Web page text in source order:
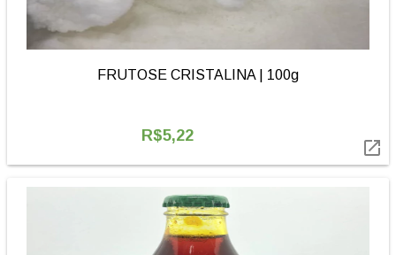
FRUTOSE CRISTALINA | 100g
R$5,22
